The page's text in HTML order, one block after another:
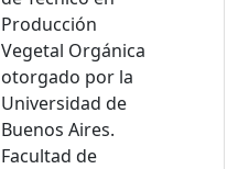
Producción
Vegetal Orgánica
otorgado por la
Universidad de
Buenos Aires.
Facultad de